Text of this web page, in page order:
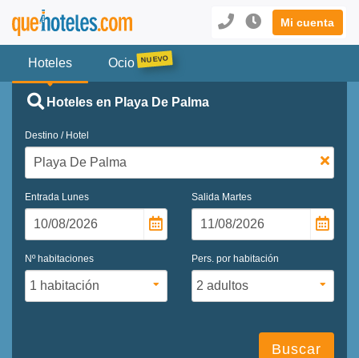
Mi cuenta
Hoteles Ocio
Hoteles en Playa De Palma
Destino / Hotel
Entrada Lunes Salida Martes
Nº habitaciones Pers. por habitación
Buscar